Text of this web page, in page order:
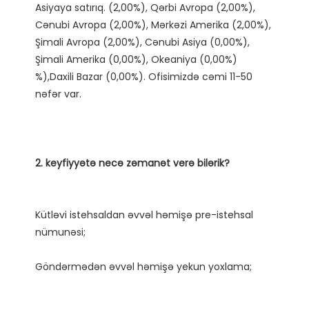
Asiyaya satırıq. (2,00%), Qərbi Avropa (2,00%),
Cənubi Avropa (2,00%), Mərkəzi Amerika (2,00%),
Şimali Avropa (2,00%), Cənubi Asiya (0,00%),
Şimali Amerika (0,00%), Okeaniya (0,00%)
%),Daxili Bazar (0,00%). Ofisimizdə cəmi 11-50
Kütləvi istehsaldan əvvəl həmişə pre-istehsal